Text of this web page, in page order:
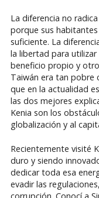
La diferencia no
porque sus
suficiente. La
la libertad para
beneficio propio y
Taiwán era tan pobre
que en la actualidad
las dos mejores
Kenia son los
globalización y al
Recientemente visité
duro y siendo
dedicar toda esa
evadir las